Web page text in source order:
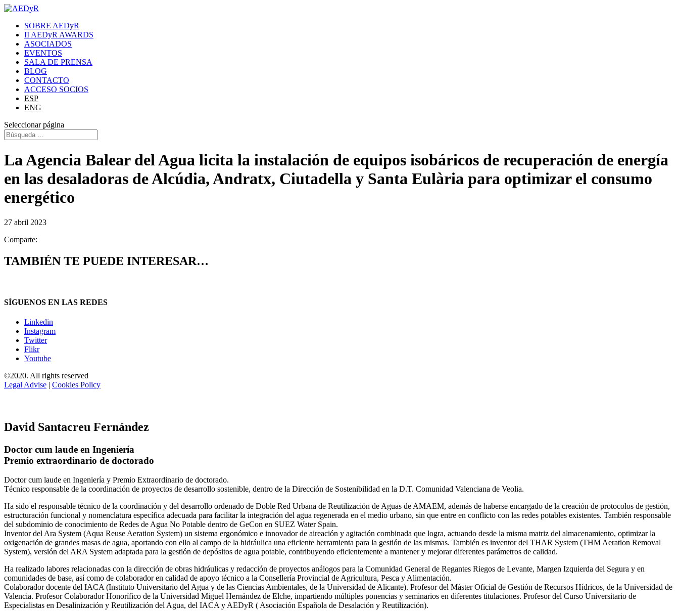
SOBRE AEDyR
II AEDyR AWARDS
ASOCIADOS
EVENTOS
SALA DE PRENSA
BLOG
CONTACTO
ACCESO SOCIOS
ESP
ENG
Seleccionar página
La Agencia Balear del Agua licita la instalación de equipos isobáricos de recuperación de energía
en las desaladoras de Alcúdia, Andratx, Ciutadella y Santa Eulària para optimizar el consumo
energético
27 abril 2023
Comparte:
TAMBIÉN TE PUEDE INTERESAR…
SÍGUENOS EN LAS REDES
Linkedin
Instagram
Twitter
Flikr
Youtube
©2020. All rights reserved
Legal Advise | Cookies Policy
David Santacreu Fernández
Doctor cum laude en Ingeniería
Premio extraordinario de doctorado
Doctor cum laude en Ingeniería y Premio Extraordinario de doctorado.
Técnico responsable de la coordinación de proyectos de desarrollo sostenible, dentro de la Dirección de Sostenibilidad en la D.T. Comunidad Valenciana de Veolia.
Ha sido el responsable técnico de la coordinación y del desarrollo ordenado de Doble Red Urbana de Reutilización de Aguas de AMAEM, además de haberse encargado de la creación de protocolos de gestión,
estructuración funcional y nomenclatura específica adecuada para facilitar la integración del agua regenerada en el medio urbano, sin que entre en conflicto con las redes potables existentes. También responsable
del subdominio de conocimiento de Redes de Agua No Potable dentro de GeCon en SUEZ Water Spain.
Inventor del Ara System (Aqua Reuse Aeration System) un sistema ergonómico e innovador de aireación y agitación combinada que logra, actuando desde la misma matriz del almacenamiento, optimizar la
oxigenación de grandes masas de agua, aportando con ello al campo de la hidráulica una eficiente herramienta para la gestión de las mismas. También es inventor del THAR System (THM Aeration Removal
System), versión del ARA System adaptada para la gestión de depósitos de agua potable, contribuyendo eficientemente a mantener y mejorar diferentes parámetros de calidad.
Ha realizado labores relacionadas con la dirección de obras hidráulicas y redacción de proyectos análogos para la Comunidad General de Regantes Riegos de Levante, Margen Izquierda del Segura y en
comunidades de base, así como de colaborador en calidad de apoyo técnico a la Consellería Provincial de Agricultura, Pesca y Alimentación.
Colaborador docente del IACA (Instituto Universitario del Agua y de las Ciencias Ambientales, de la Universidad de Alicante). Profesor del Máster Oficial de Gestión de Recursos Hídricos, de la Universidad de
Valencia. Profesor Colaborador Honorífico de la Universidad Miguel Hernández de Elche, impartiendo múltiples ponencias y seminarios en diferentes titulaciones. Profesor del Curso Universitario de
Especialistas en Desalinización y Reutilización del Agua, del IACA y AEDyR ( Asociación Española de Desalación y Reutilización).